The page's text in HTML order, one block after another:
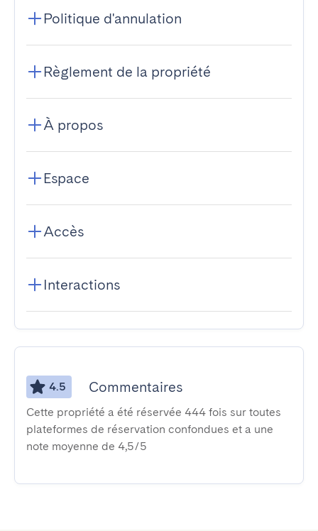
Politique d'annulation
Règlement de la propriété
À propos
Espace
Accès
Interactions
4.5 Commentaires
Cette propriété a été réservée 444 fois sur toutes
plateformes de réservation confondues et a une
note moyenne de 4,5/5